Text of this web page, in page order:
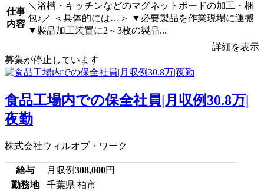
仕事
内容
＼浴槽・キッチンなどのマグネットボードの加工・梱
包♪／ ＜具体的には…＞ ▼必要製品を作業現場に運搬
▼製品加工装置に2～3枚の製品...
詳細を表示
募集が停止しています
食品工場内での保全社員|月収例30.8万|
夜勤
株式会社ウィルオブ・ワーク
給与 月収例308,000円
勤務地
千葉県 柏市